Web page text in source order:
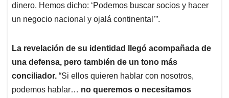
dinero. Hemos dicho: ‘Podemos buscar socios y hacer
un negocio nacional y ojalá continental’”.
La revelación de su identidad llegó acompañada de
una defensa, pero también de un tono más
conciliador. “Si ellos quieren hablar con nosotros,
podemos hablar… no queremos o necesitamos